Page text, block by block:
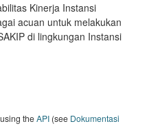
Kinerja Instansi
acuan untuk melakukan
di lingkungan Instansi
theAPI (see Dokumentasi